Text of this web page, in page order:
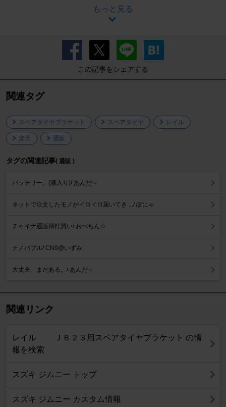
もっと見る
この記事をシェアする
関連タグ
スペアタイヤブラケット スペアタイヤ レイル
楽天 通販
タグの関連記事( 通販 )
バッテリー。(液入り)/ あんだ～
ネットで注文したモノがイロイロ届いてき .../ ぽにゃ
チャイナ通販博打買い/ おぺちん☆
ナノバブル/ CN9@いずみ
大丈夫、まだある。/ あんだ～
関連リンク
レイル ＪＢ２３用スペアタイヤブラケット の情
報を検索
スズキ ジムニー トップ
スズキ ジムニー カスタム情報